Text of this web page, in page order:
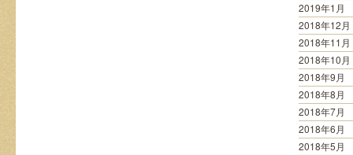
2019年1月
2018年12月
2018年11月
2018年10月
2018年9月
2018年8月
2018年7月
2018年6月
2018年5月